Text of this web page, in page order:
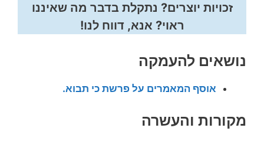
זכויות יוצרים? נתקלת בדבר מה שאיננו
ראוי? אנא, דווח לנו!
נושאים להעמקה
אוסף המאמרים על פרשת כי תבוא.
מקורות והעשרה